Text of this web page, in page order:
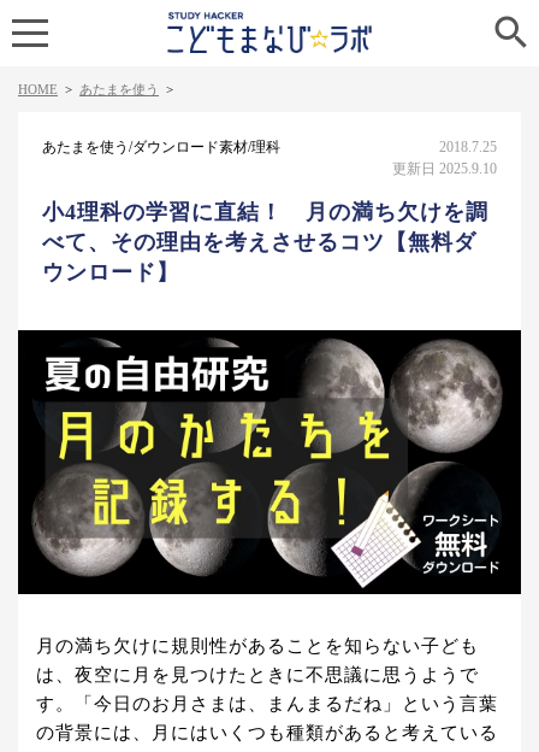

HOME > あたまを使う >
あたまを使う/ダウンロード素材/理科
2018.7.25
更新日 2025.9.10
小4理科の学習に直結！ 月の満ち欠けを調
べて、その理由を考えさせるコツ【無料ダ
ウンロード】
月の満ち欠けに規則性があることを知らない子ども
は、夜空に月を見つけたときに不思議に思うようで
す。「今日のお月さまは、まんまるだね」という言葉
の背景には、月にはいくつも種類があると考えている